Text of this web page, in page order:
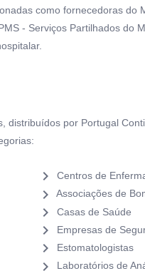
como fornecedoras do
- Serviços Partilhados do
distribuídos por Portugal
chevron_right Centros de
chevron_right Associações de
chevron_right Casas de Saúde
chevron_right Empresas de
chevron_right Estomatologistas
chevron_right Laboratórios de